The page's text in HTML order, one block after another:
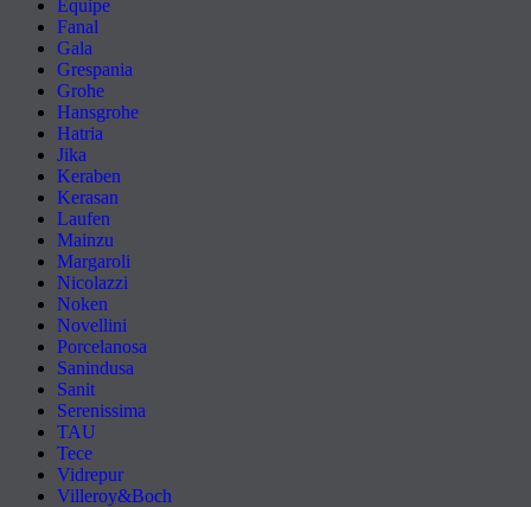
Equipe
Fanal
Gala
Grespania
Grohe
Hansgrohe
Hatria
Jika
Keraben
Kerasan
Laufen
Mainzu
Margaroli
Nicolazzi
Noken
Novellini
Porcelanosa
Sanindusa
Sanit
Serenissima
TAU
Tece
Vidrepur
Villeroy&Boch